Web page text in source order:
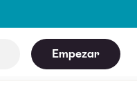
Empezar